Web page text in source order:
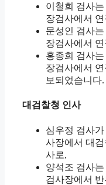
이철희 검사
장검사에서
문성인 검사
장검사에서
홍종희 검사
장검사에서
보되었습니다.
대검찰청 인사
심우정 검사
사장에서 대
사로,
양석조 검사
검사장에서